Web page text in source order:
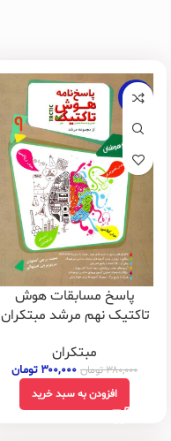
-21%
پاسخ مسابقات هوش
تاکتیک نهم مرشد مبتکران
مبتکران
۳۸۰,۰۰۰تومان ۳۰۰,۰۰۰ تومان
افزودن به سبد خرید